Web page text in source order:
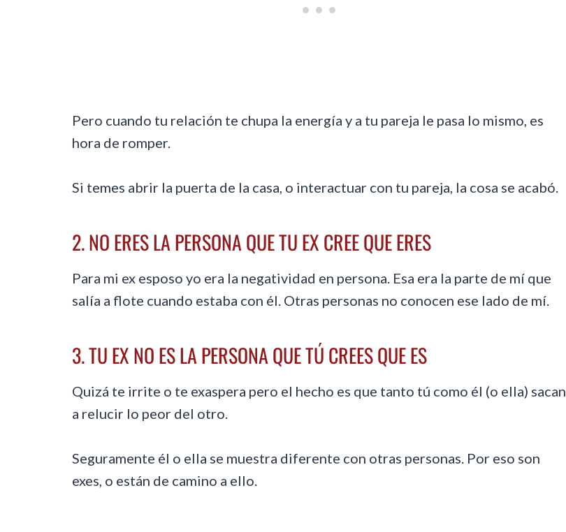
Pero cuando tu relación te chupa la energía y a tu pareja le pasa lo mismo, es
hora de romper.
Si temes abrir la puerta de la casa, o interactuar con tu pareja, la cosa se acabó.
2. NO ERES LA PERSONA QUE TU EX CREE QUE ERES
Para mi ex esposo yo era la negatividad en persona. Esa era la parte de mí que
salía a flote cuando estaba con él. Otras personas no conocen ese lado de mí.
3. TU EX NO ES LA PERSONA QUE TÚ CREES QUE ES
Quizá te irrite o te exaspera pero el hecho es que tanto tú como él (o ella) sacan
a relucir lo peor del otro.
Seguramente él o ella se muestra diferente con otras personas. Por eso son
exes, o están de camino a ello.